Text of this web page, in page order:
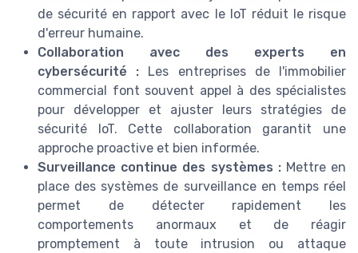
de sécurité en rapport avec le IoT réduit le risque
d'erreur humaine.
Collaboration avec des experts en
cybersécurité : Les entreprises de l'immobilier
commercial font souvent appel à des spécialistes
pour développer et ajuster leurs stratégies de
sécurité IoT. Cette collaboration garantit une
approche proactive et bien informée.
Surveillance continue des systèmes :Mettre en
place des systèmes de surveillance en temps réel
permet de détecter rapidement les
comportements anormaux et de réagir
promptement à toute intrusion ou attaque